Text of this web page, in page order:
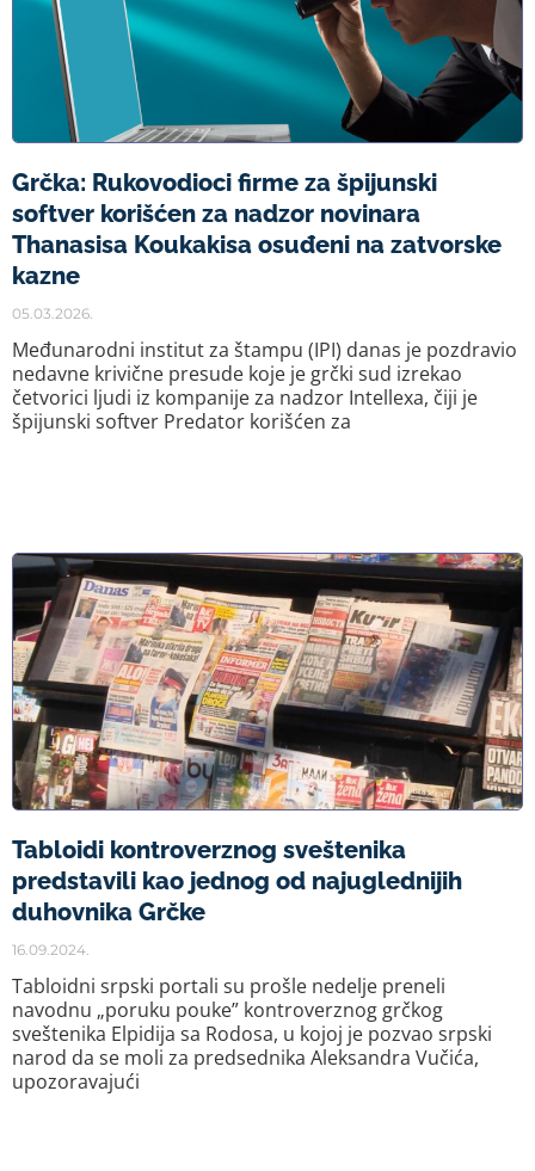
Grčka: Rukovodioci firme za špijunski
softver korišćen za nadzor novinara
Thanasisа Koukakisa osuđeni na zatvorske
kazne
05.03.2026.
Međunarodni institut za štampu (IPI) danas je pozdravio
nedavne krivične presude koje je grčki sud izrekao
četvorici ljudi iz kompanije za nadzor Intellexa, čiji je
špijunski softver Predator korišćen za
Tabloidi kontroverznog sveštenika
predstavili kao jednog od najuglednijih
duhovnika Grčke
16.09.2024.
Tabloidni srpski portali su prošle nedelje preneli
navodnu „poruku pouke” kontroverznog grčkog
sveštenika Elpidija sa Rodosa, u kojoj je pozvao srpski
narod da se moli za predsednika Aleksandra Vučića,
upozoravajući